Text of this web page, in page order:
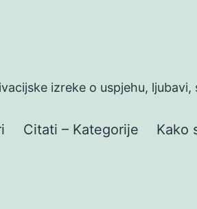
izreke o uspjehu, ljubavi,
Citati – Kategorije Kako